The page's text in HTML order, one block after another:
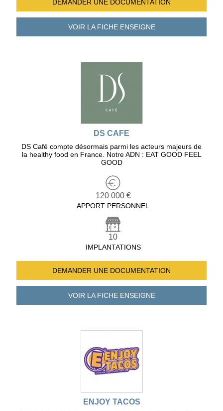
DEMANDER UNE DOCUMENTATION
VOIR LA FICHEENSEIGNE
DS CAFE
DS Café compte désormais parmi les acteurs majeurs de
la healthy food en France. Notre ADN : EAT GOOD FEEL
GOOD
120 000 €
APPORT PERSONNEL
10
IMPLANTATIONS
DEMANDER UNE DOCUMENTATION
VOIR LA FICHEENSEIGNE
ENJOY TACOS